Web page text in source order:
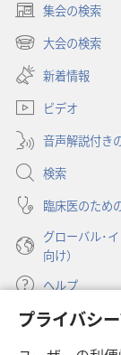
プライバシ
集会の検索
（新
し
タ
で
開
く）
大会の検索
（新
し
い
タ
ブ
で
開
く）
新着情報
ビデオ
音声解説付き
検索
臨床医のため
グローバル･
向け）
ヘルプ
寄付